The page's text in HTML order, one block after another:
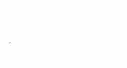
-